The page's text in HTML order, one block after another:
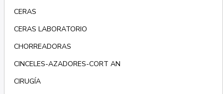
CERAS
CERAS LABORATORIO
CHORREADORAS
CINCELES-AZADORES-CORT AN
CIRUGÍA